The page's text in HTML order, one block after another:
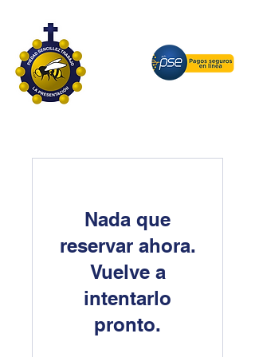
Nada que
reservar ahora.
Vuelve a
intentarlo
pronto.